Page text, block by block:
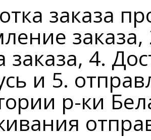
заказа
заказа, 4.
и 5.
р-ки